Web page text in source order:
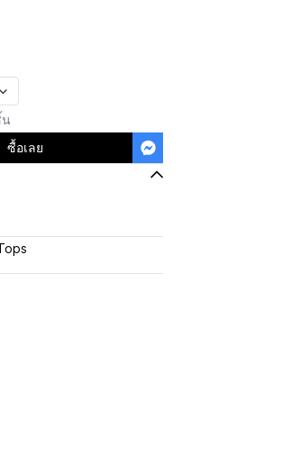
ซื้อเลย